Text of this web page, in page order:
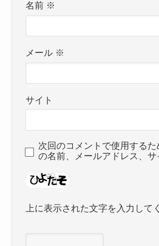
名前 ※
メール ※
サイト
次回のコメントで使用する
の名前、メールアドレス、サ
上に表示された文字を入力して